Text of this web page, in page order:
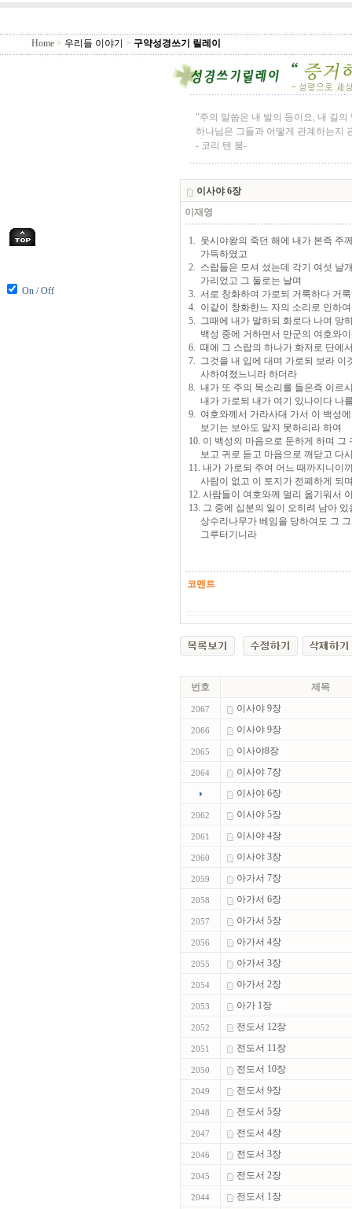
On / Off
Home > 우리들 이야기 > 구약성경쓰기 릴레이
"주의 말씀은 내 발의 등이요, 내 길
하나님은 그들과 어떻게 관계하는지
- 코리 텐 붐-
이사야 6장
이재영
1. 웃시야왕의 죽던 해에 내가 본즉 주
가득하였고
2. 스랍들은 모셔 섰는데 각기 여섯 날
가리었고 그 둘로는 날며
3. 서로 창화하여 가로되 거룩하다 거
4. 이같이 창화한느 자의 소리로 인하
5. 그때에 내가 말하되 화로다 나여 망
백성 중에 거하면서 만군의 여호와
6. 때에 그 스랍의 하나가 화저로 단에
7. 그것을 내 입에 대며 가로되 보라 이
사하여졌느니라 하더라
8. 내가 또 주의 목소리를 들은즉 이르
내가 가로되 내가 여기 있나이다 나
9. 여호와께서 가라사대 가서 이 백성
보기는 보아도 알지 못하리라 하여
10. 이 백성의 마음으로 둔하게 하며
보고 귀로 듣고 마음으로 깨닫고 다
11. 내가 가로되 주여 어느 때까지니이
사람이 없고 이 토지가 전폐하게 되
12. 사람들이 여호와께 멀리 옮기워서
13. 그 중에 십분의 일이 오히려 남아
상수리나무가 베임을 당하여도 그
그루터기니라
코멘트
번호 제목
2067 이사야 9장
2066 이사야 9장
2065 이사야8장
2064
이사야 7장
이사야 6장
2062 이사야 5장
2061 이사야 4장
2060 이사야 3장
2059 아가서 7장
2058 아가서 6장
2057 아가서 5장
2056 아가서 4장
2055 아가서 3장
2054 아가서 2장
2053 아가 1장
2052 전도서 12장
2051 전도서 11장
2050 전도서 10장
2049 전도서 9장
2048 전도서 5장
2047 전도서 4장
2046 전도서 3장
2045 전도서 2장
2044 전도서 1장